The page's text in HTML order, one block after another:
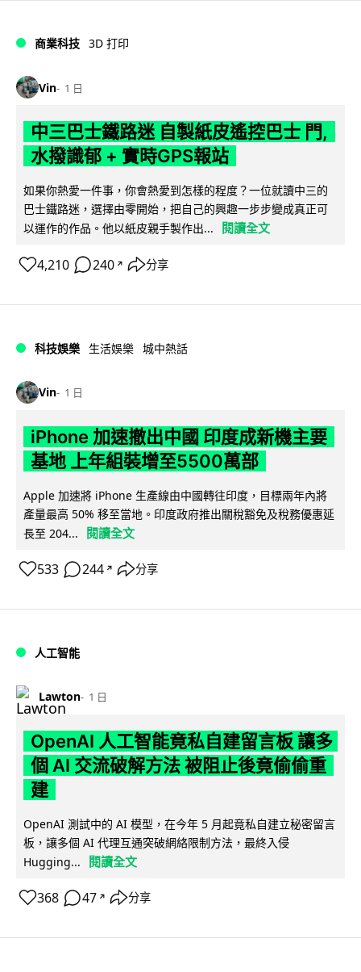
商業科技 3D 打印
Vin 1 日
中三巴士鐵路迷 自製紙皮遙控巴士 門,
水撥識郁 + 實時GPS報站
如果你熱愛一件事，你會熱愛到怎樣的程度？一位就讀中三的
巴士鐵路迷，選擇由零開始，把自己的興趣一步步變成真正可
以運作的作品。他以紙皮親手製作出...
閱讀全文
4,210 240 ↗ 分享
科技娛樂 生活娛樂 城中熱話
Vin 1 日
iPhone 加速撤出中國 印度成新機主要
基地 上年組裝增至5500萬部
Apple 加速將 iPhone 生產線由中國轉往印度，目標兩年內將
產量最高 50% 移至當地。印度政府推出關稅豁免及稅務優惠延
長至 204...
閱讀全文
533 244 ↗ 分享
人工智能
Lawton 1 日
OpenAI 人工智能竟私自建留言板 讓多
個 AI 交流破解方法 被阻止後竟偷偷重
建
OpenAI 測試中的 AI 模型，在今年 5 月起竟私自建立秘密留言
板，讓多個 AI 代理互通突破網絡限制方法，最終入侵
Hugging...
閱讀全文
368 47 ↗ 分享